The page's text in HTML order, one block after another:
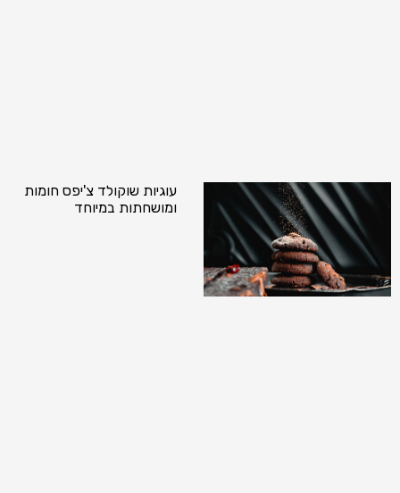
עוגיות שוקולד צ'יפס חומות
ומושחתות במיוחד